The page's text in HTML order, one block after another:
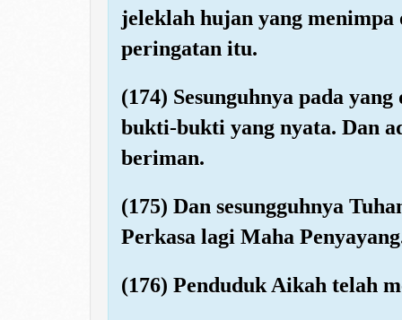
jeleklah hujan yang
peringatan itu.
(174) Sesunguhnya pada
bukti-bukti yang nyata. Dan
beriman.
(175) Dan sesungguhnya
Perkasa lagi Maha
(176) Penduduk Aikah telah